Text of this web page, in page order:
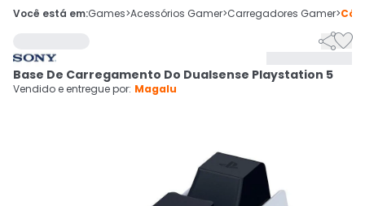
 Olá. Acesse sua conta
Cupons
CADASTRE-SE
Você está em:Games>Acessórios Gamer>Carregadores Gamer>

Base De Carregamento Do Dualsense Playstation 5
Vendido e entregue por: Magalu